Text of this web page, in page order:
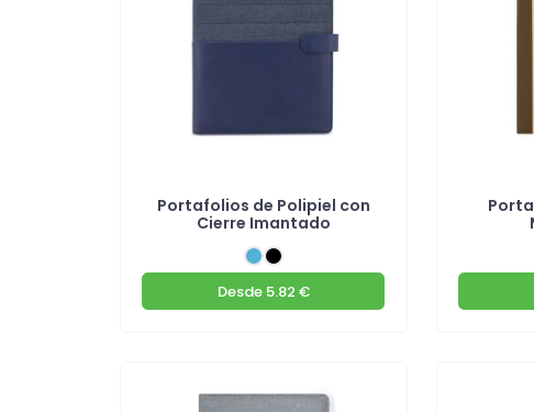
Portafolios de Polipiel con
Cierre Imantado
Desde5.82 €